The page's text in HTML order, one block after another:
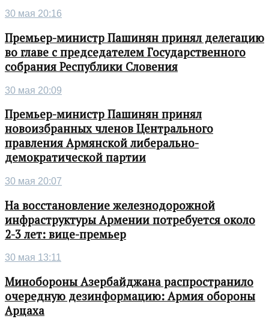
30 мая 20:16
Премьер-министр Пашинян принял делегацию
во главе с председателем Государственного
собрания Республики Словения
30 мая 20:09
Премьер-министр Пашинян принял
новоизбранных членов Центрального
правления Армянской либерально-
демократической партии
30 мая 20:07
На восстановление железнодорожной
инфраструктуры Армении потребуется около
2-3 лет: вице-премьер
30 мая 13:11
Минобороны Азербайджана распространило
очередную дезинформацию: Армия обороны
Арцаха